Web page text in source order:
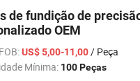
de fundição de
OEM
US$ 5,00-11,00 / Peça
Mínima: 100 Peças